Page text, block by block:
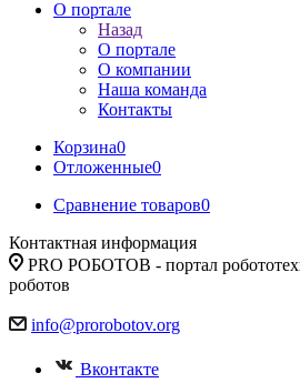
О портале
Назад
О портале
О компании
Наша команда
Контакты
Корзина0
Отложенные0
Сравнение товаров0
Контактная информация
PRO РОБОТОВ - портал
роботов
info@prorobotov.org
Вконтакте